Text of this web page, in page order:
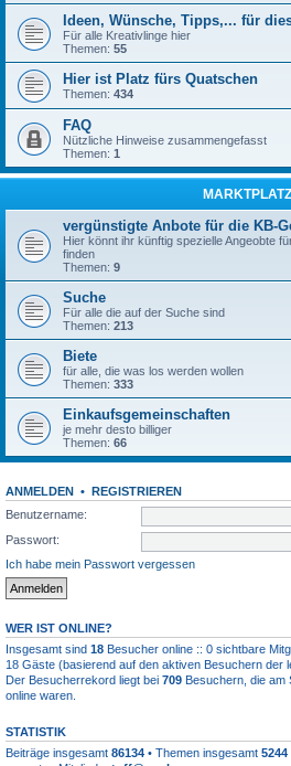
Ideen, Wünsche, Tipps,... für
Für alle Kreativlinge hier
Themen: 55
Hier ist Platz fürs Quatschen
Themen: 434
FAQ
Nützliche Hinweise zusammengefasst
Themen: 1
MARKTPLATZ
vergünstigte Anbote für die KB-
Hier könnt ihr künftig spezielle Angeobte
finden
Themen: 9
Suche
Für alle die auf der Suche sind
Themen: 213
Biete
für alle, die was los werden wollen
Themen: 333
Einkaufsgemeinschaften
je mehr desto billiger
Themen: 66
ANMELDEN • REGISTRIEREN
Benutzername:
Passwort:
Ich habe mein Passwort vergessen
WER IST ONLINE?
Insgesamt sind 18 Besucher online :: 0 sichtbare
18 Gäste (basierend auf den aktiven Besuchern der
Der Besucherrekord liegt bei 709 Besuchern, die am
online waren.
STATISTIK
Beiträge insgesamt 86134 • Themen insgesamt 5244